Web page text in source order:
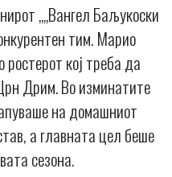
„„Вангел Баљукоски
тим. Марио
ростерот кој треба да
Дрим. Во изминатите
на домашниот
а главната цел беше
сезона.